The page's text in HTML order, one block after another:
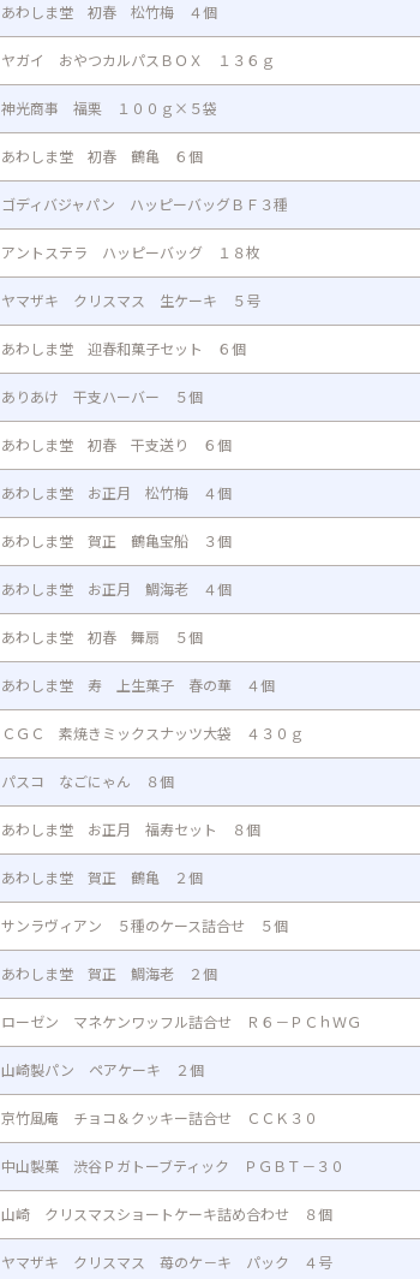
あわしま堂 初春 松竹梅 ４個
ヤガイ おやつカルパスＢＯＸ １３６ｇ
神光商事 福栗 １００ｇ×５袋
あわしま堂 初春 鶴亀 ６個
ゴディバジャパン ハッピーバッグＢＦ３種
アントステラ ハッピーバッグ １８枚
ヤマザキ クリスマス 生ケーキ ５号
あわしま堂 迎春和菓子セット ６個
ありあけ 干支ハーバー ５個
あわしま堂 初春 干支送り ６個
あわしま堂 お正月 松竹梅 ４個
あわしま堂 賀正 鶴亀宝船 ３個
あわしま堂 お正月 鯛海老 ４個
あわしま堂 初春 舞扇 ５個
あわしま堂 寿 上生菓子 春の華 ４個
ＣＧＣ 素焼きミックスナッツ大袋 ４３０ｇ
パスコ なごにゃん ８個
あわしま堂 お正月 福寿セット ８個
あわしま堂 賀正 鶴亀 ２個
サンラヴィアン ５種のケース詰合せ ５個
あわしま堂 賀正 鯛海老 ２個
ローゼン マネケンワッフル詰合せ Ｒ６－ＰＣｈＷＧ
山崎製パン ペアケーキ ２個
京竹風庵 チョコ＆クッキー詰合せ ＣＣＫ３０
中山製菓 渋谷Ｐガトーブティック ＰＧＢＴ－３０
山崎 クリスマスショートケーキ詰め合わせ ８個
ヤマザキ クリスマス 苺のケ－キ パック ４号